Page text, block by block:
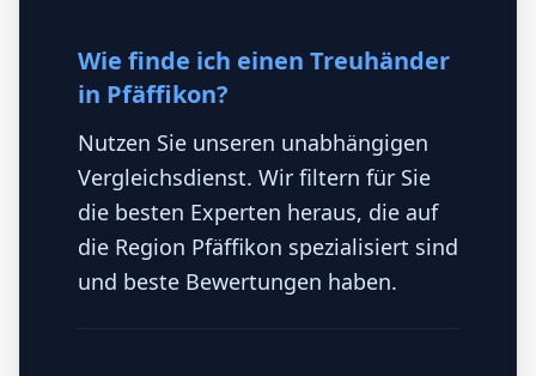
Wie finde ich einen Treuhänder
in Pfäffikon?
Nutzen Sie unseren unabhängigen
Vergleichsdienst. Wir filtern für Sie
die besten Experten heraus, die auf
die Region Pfäffikon spezialisiert sind
und beste Bewertungen haben.